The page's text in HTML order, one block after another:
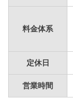
料金体系
定休日
営業時間